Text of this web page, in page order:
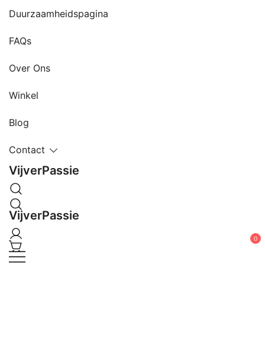
Ga
de
Duurzaamheidspagina
FAQs
Over Ons
Winkel
Blog
Contact
VijverPassie
VijverPassie
0